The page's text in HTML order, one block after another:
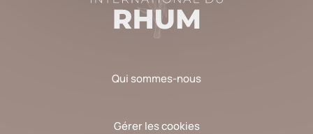
Qui sommes-nous
Gérer les cookies